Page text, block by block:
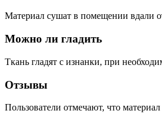
Материал сушат в помещении вдали
Можно ли гладить
Ткань гладят с изнанки, при
Отзывы
Пользователи отмечают, что